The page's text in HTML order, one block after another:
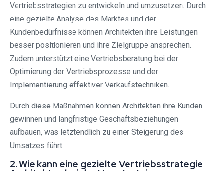
Vertriebsstrategien zu entwickeln und umzusetzen. Durch
eine gezielte Analyse des Marktes und der
Kundenbedürfnisse können Architekten ihre Leistungen
besser positionieren und ihre Zielgruppe ansprechen.
Zudem unterstützt eine Vertriebsberatung bei der
Optimierung der Vertriebsprozesse und der
Implementierung effektiver Verkaufstechniken.
Durch diese Maßnahmen können Architekten ihre Kunden
gewinnen und langfristige Geschäftsbeziehungen
aufbauen, was letztendlich zu einer Steigerung des
Umsatzes führt.
2. Wie kann eine gezielte Vertriebsstrategie